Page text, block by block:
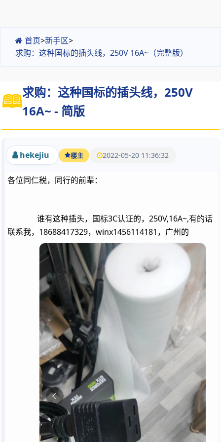
首页>新手区>
求购：这种国标的插头线，250V 16A~（完整版）
求购：这种国标的插头线，250V
16A~ - 简版
hekejiu 楼主 2022-05-20 11:36:32
各位同仁税，同行的前辈：
谁有这种插头，国标3C认证的，250V,16A~,有的话
联系我，18688417329，winx1456114181，广州的